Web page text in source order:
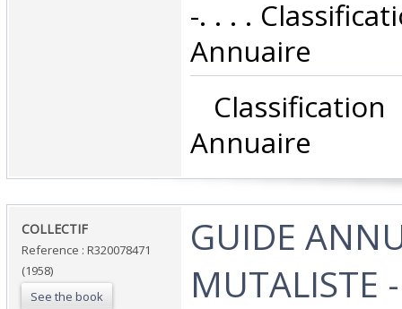
-. . . .
Annuaire‎
Annuaire‎
‎COLLECTIF‎
Reference : R320078471
(1958)
See the book
‎GUIDE
MUTALISTE